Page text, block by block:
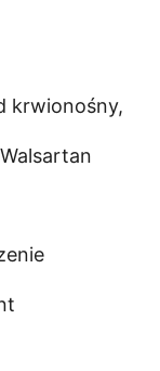
krwionośny,